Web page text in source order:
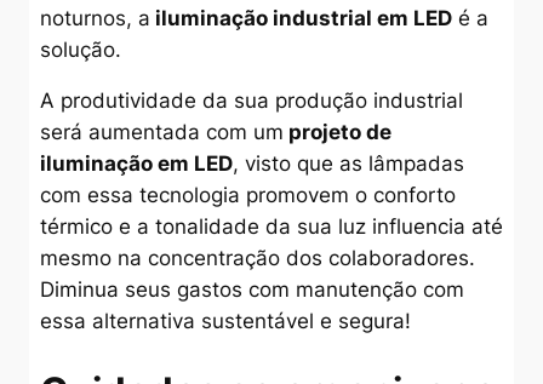
noturnos, a iluminação industrial em LEDé a
solução.
A produtividade da sua produção industrial
será aumentada com um projeto de
iluminação em LED, visto que as lâmpadas
com essa tecnologia promovem o conforto
térmico e a tonalidade da sua luz influencia até
mesmo na concentração dos colaboradores.
Diminua seus gastos com manutenção com
essa alternativa sustentável e segura!